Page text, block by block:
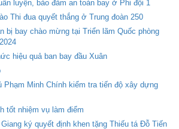
luyện, bảo đảm an toàn bay ở Phi đội 1
Thi đua quyết thắng ở Trung đoàn 250
bị bay chào mừng tại Triển lãm Quốc phòng
hiệu quả ban bay đầu Xuân
Phạm Minh Chính kiểm tra tiến độ xây dựng
tốt nhiệm vụ làm điểm
ký quyết định khen tặng Thiếu tá Đỗ Tiến